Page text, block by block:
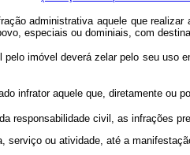
administrativa aquele que
povo, especiais ou dominiais, com
imóvel deverá zelar pelo seu uso
infrator aquele que, diretamente ou
da responsabilidade civil, as
serviço ou atividade, até a